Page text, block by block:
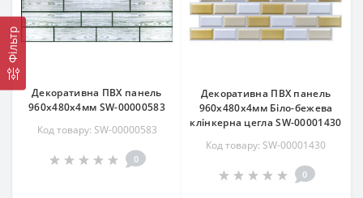
Фільтр
Декоративна ПВХ панель
960х480х4мм SW-00000583
Код товару: SW-00000583
0
Декоративна ПВХ панель
960х480х4мм Біло-бежева
клінкерна цегла SW-00001430
Код товару: SW-00001430
0